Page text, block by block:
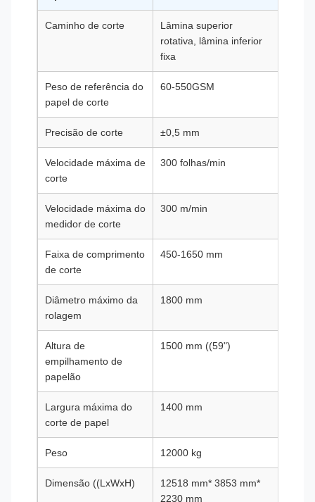
Caminho de corte
Lâmina superior
rotativa, lâmina inferior
fixa
Peso de referência do
papel de corte
60-550GSM
Precisão de corte ±0,5 mm
Velocidade máxima de
corte
300 folhas/min
Velocidade máxima do
medidor de corte
300 m/min
Faixa de comprimento
de corte
450-1650 mm
Diâmetro máximo da
rolagem
1800 mm
Altura de
empilhamento de
papelão
1500 mm ((59")
Largura máxima do
corte de papel
1400 mm
Peso 12000 kg
Dimensão ((LxWxH)
12518 mm* 3853 mm*
2230 mm